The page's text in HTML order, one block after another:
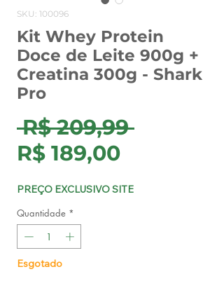
SKU: 100096
Kit Whey Protein
Doce de Leite 900g +
Creatina 300g - Shark
Pro
R$ 209,99 Preço
R$ 189,00Preço
PREÇO EXCLUSIVO SITE
Quantidade *
Esgotado